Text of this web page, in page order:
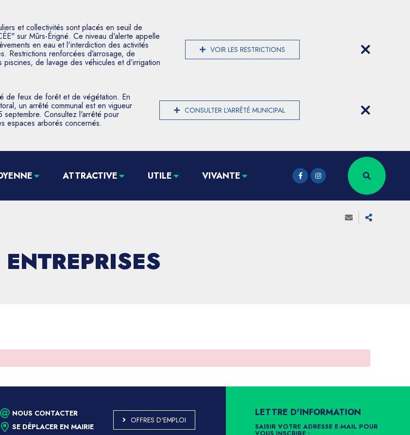
et collectivités sont placés en seuil de
sur Mûrs-Érigné. Ce niveau d'alerte appelle
en eau et l'interdiction des activités
Restrictions renforcées d’arrosage, de
de lavage des véhicules et d’irrigation
VOIR LES RESTRICTIONS
de feux de forêt et de végétation. En
un arrêté communal est en vigueur
septembre. Consultez l'arrêté pour
espaces arborés concernés.
CONSULTER L'ARRÊTÉ MUNICIPAL
ATTRACTIVE UTILE VIVANTE
ENTREPRISES
NOUS CONTACTER
SE DÉPLACER EN MAIRIE
OFFRES D'EMPLOI
LETTRE D'INFORMATION
SAISIR VOTRE ADRESSE E-MAIL POUR